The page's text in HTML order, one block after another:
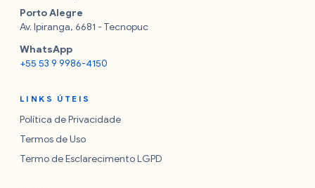
Porto Alegre
Av. Ipiranga, 6681 - Tecnopuc
WhatsApp
+55 53 9 9986-4150
LINKS ÚTEIS
Política de Privacidade
Termos de Uso
Termo de Esclarecimento LGPD